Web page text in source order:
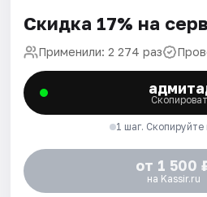
Скидка 17% на
Применили: 2 274 раз
1 шаг.
от 1 500
на Kassir.ru